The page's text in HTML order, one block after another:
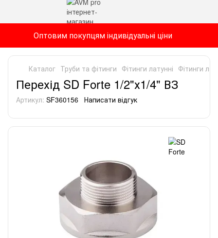
Оптовим покупцям індивідуальні ціни
Каталог Труби та фітинги Фітинги латунні Фітинги
Перехід SD Forte 1/2"х1/4" ВЗ
Артикул: SF360156 Написати відгук